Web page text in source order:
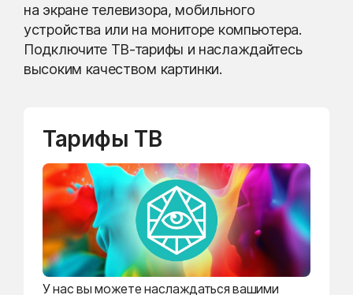
на экране телевизора, мобильного
устройства или на мониторе компьютера.
Подключите ТВ-тарифы и наслаждайтесь
высоким качеством картинки.
Тарифы ТВ
У нас вы можете наслаждаться вашими